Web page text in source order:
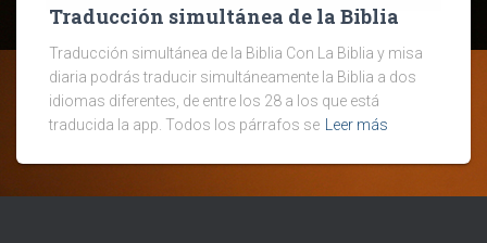
Traducción simultánea de la Biblia
Traducción simultánea de la Biblia Con La Biblia y misa
diaria podrás traducir simultáneamente la Biblia a dos
idiomas diferentes, de entre los 28 a los que está
traducida la app. Todos los párrafos se
Leer más